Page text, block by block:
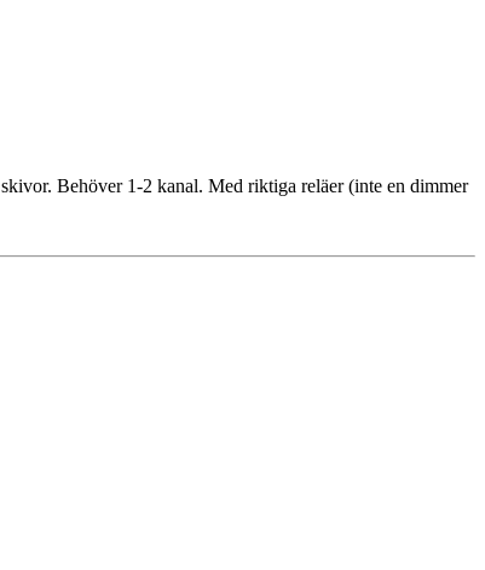
Behöver 1-2 kanal. Med riktiga reläer (inte en dimmer